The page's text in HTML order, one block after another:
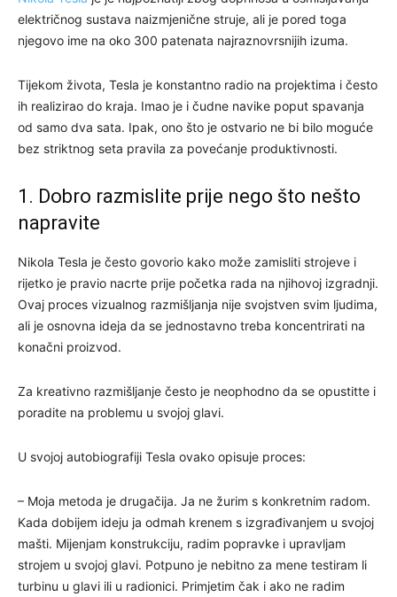
električnog sustava naizmjenične struje, ali je pored toga
njegovo ime na oko 300 patenata najraznovrsnijih izuma.
Tijekom života, Tesla je konstantno radio na projektima i često
ih realizirao do kraja. Imao je i čudne navike poput spavanja
od samo dva sata. Ipak, ono što je ostvario ne bi bilo moguće
bez striktnog seta pravila za povećanje produktivnosti.
1. Dobro razmislite prije nego što nešto
napravite
Nikola Tesla je često govorio kako može zamisliti strojeve i
rijetko je pravio nacrte prije početka rada na njihovoj izgradnji.
Ovaj proces vizualnog razmišljanja nije svojstven svim ljudima,
ali je osnovna ideja da se jednostavno treba koncentrirati na
konačni proizvod.
Za kreativno razmišljanje često je neophodno da se opustitte i
poradite na problemu u svojoj glavi.
U svojoj autobiografiji Tesla ovako opisuje proces:
– Moja metoda je drugačija. Ja ne žurim s konkretnim radom.
Kada dobijem ideju ja odmah krenem s izgrađivanjem u svojoj
mašti. Mijenjam konstrukciju, radim popravke i upravljam
strojem u svojoj glavi. Potpuno je nebitno za mene testiram li
turbinu u glavi ili u radionici. Primjetim čak i ako ne radim